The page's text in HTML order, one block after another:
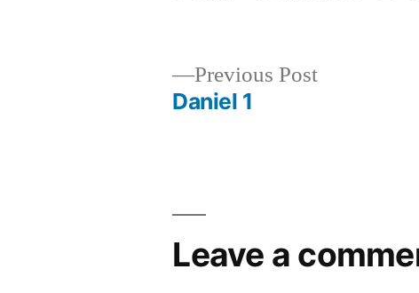
Previous PostPrevious
Daniel 1
Leave a